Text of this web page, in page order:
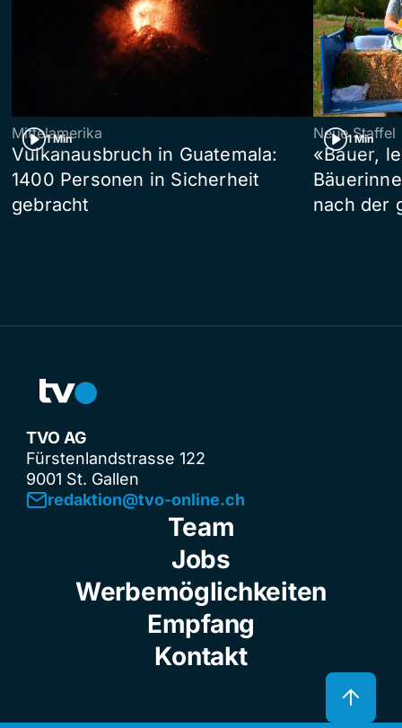
1 Min
Mittelamerika
Vulkanausbruch in Guatemala:
1400 Personen in Sicherheit
gebracht
1 Min
Neue Staffel
«Bauer,
nach der
TVO AG
Fürstenlandstrasse 122
9001 St. Gallen
redaktion@tvo-online.ch
Team
Jobs
Werbemöglichkeiten
Empfang
Kontakt